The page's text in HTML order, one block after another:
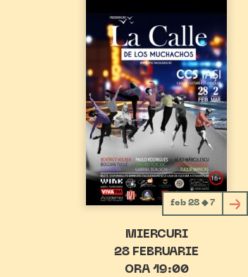
feb 28 ◆ 7
MIERCURI
28 FEBRUARIE
ORA 19:00